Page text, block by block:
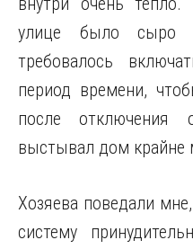
улице было сыро
требовалось
период времени,
после отключения
выстывал дом крайне
Хозяева поведали
систему